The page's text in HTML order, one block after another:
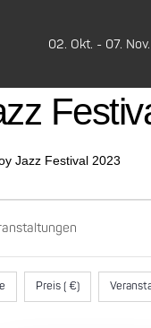
02. Okt. - 07.
Jazz Festival 2023
Preis ( €)